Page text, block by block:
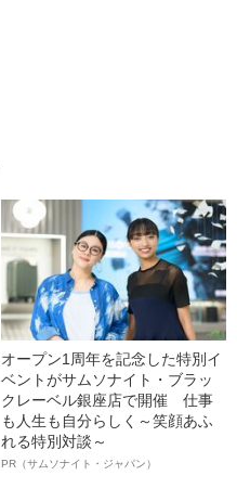
オープン1周年を記念した特別イ
ベントがサムソナイト・ブラッ
クレーベル銀座店で開催 仕事
も人生も自分らしく～笑顔あふ
れる特別対談～
PR（サムソナイト・ジャパン）